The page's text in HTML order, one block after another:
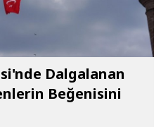
Dalgalanan
Beğenisini